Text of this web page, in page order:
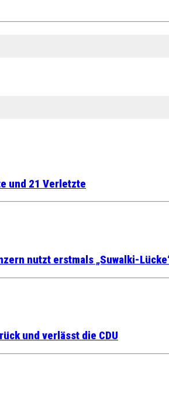
und 21 Verletzte
nutzt erstmals „Suwalki-
und verlässt die CDU